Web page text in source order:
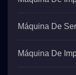
Máquina De
Máquina De